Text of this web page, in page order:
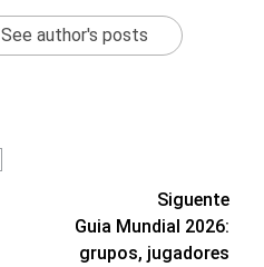
See author's posts
Siguente
Guia Mundial 2026:
grupos, jugadores